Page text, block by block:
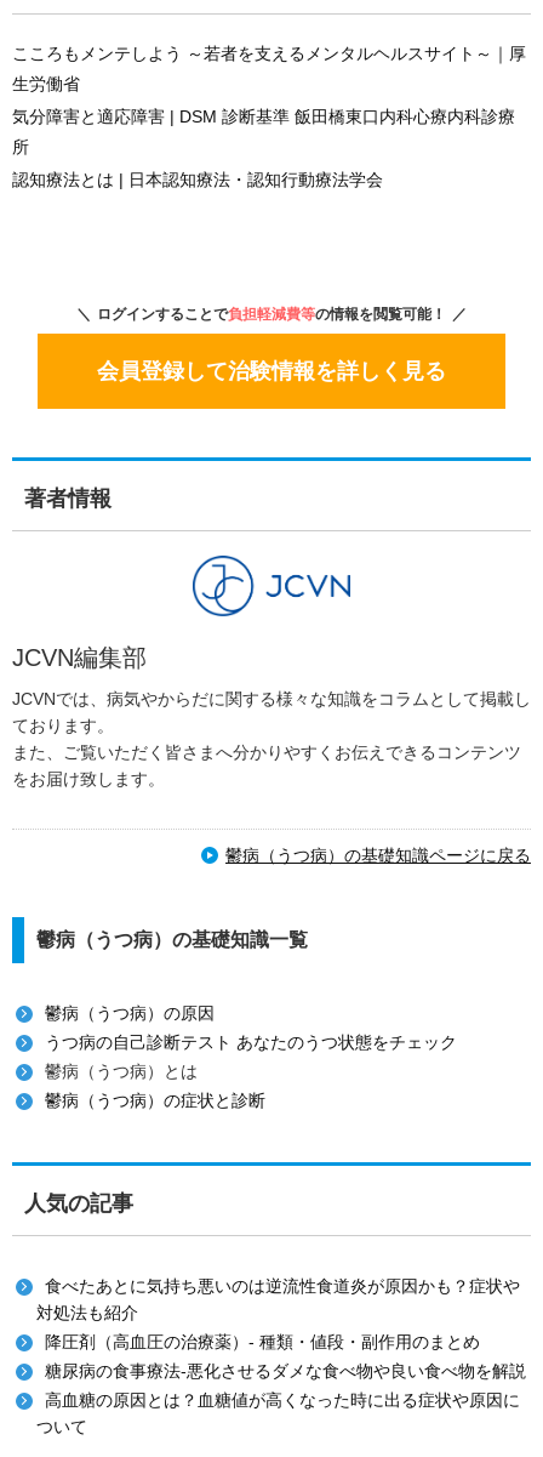
こころもメンテしよう ～若者を支えるメンタルヘルスサイト～｜厚
生労働省
気分障害と適応障害 | DSM 診断基準 飯田橋東口内科心療内科診療
所
認知療法とは | 日本認知療法・認知行動療法学会
ログインすることで負担軽減費等の情報を閲覧可能！
会員登録して治験情報を詳しく見る
著者情報
JCVN編集部
JCVNでは、病気やからだに関する様々な知識をコラムとして掲載し
ております。
また、ご覧いただく皆さまへ分かりやすくお伝えできるコンテンツ
をお届け致します。
鬱病（うつ病）の基礎知識ページに戻る
鬱病（うつ病）の基礎知識一覧
鬱病（うつ病）の原因
うつ病の自己診断テスト あなたのうつ状態をチェック
鬱病（うつ病）とは
鬱病（うつ病）の症状と診断
人気の記事
食べたあとに気持ち悪いのは逆流性食道炎が原因かも？症状や
対処法も紹介
降圧剤（高血圧の治療薬）- 種類・値段・副作用のまとめ
糖尿病の食事療法-悪化させるダメな食べ物や良い食べ物を解説
高血糖の原因とは？血糖値が高くなった時に出る症状や原因に
ついて